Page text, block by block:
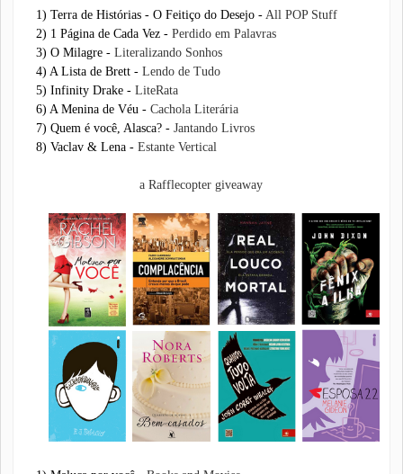
1) Terra de Histórias - O Feitiço do Desejo - All POP Stuff
2) 1 Página de Cada Vez - Perdido em Palavras
3) O Milagre - Literalizando Sonhos
4) A Lista de Brett - Lendo de Tudo
5) Infinity Drake - LiteRata
6) A Menina de Véu - Cachola Literária
7) Quem é você, Alasca? - Jantando Livros
8) Vaclav & Lena - Estante Vertical
a Rafflecopter giveaway